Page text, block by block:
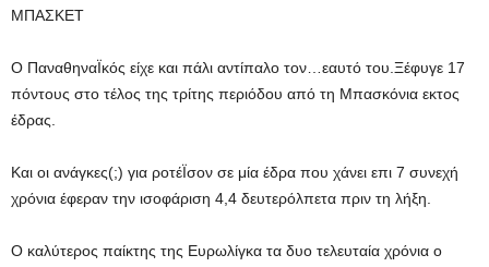
ΜΠΑΣΚΕΤ
Ο ΠαναθηναΪκός είχε και πάλι αντίπαλο τον…εαυτό του.Ξέφυγε 17
πόντους στο τέλος της τρίτης περιόδου από τη Μπασκόνια εκτος
έδρας.
Και οι ανάγκες(;) για ροτέΪσον σε μία έδρα που χάνει επι 7 συνεχή
χρόνια έφεραν την ισοφάριση 4,4 δευτερόλπετα πριν τη λήξη.
Ο καλύτερος παίκτης της Ευρωλίγκα τα δυο τελευταία χρόνια ο